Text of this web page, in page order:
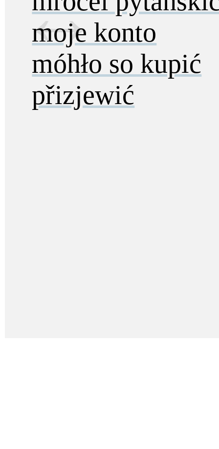
moje konto
móhło so kupić
přizjewić